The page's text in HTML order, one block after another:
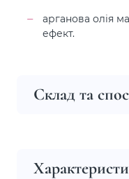
арганова олія
ефект.
Склад та